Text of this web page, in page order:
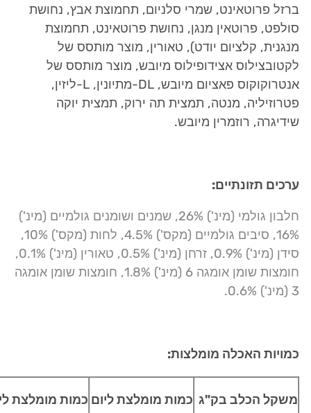
ברזל פרוטאינט, שמרי סלניום, תחמוצת אבץ, נחושת
סולפט, פרוטאין מנגן, נחושת פרוטאינט, תחמוצת
מנגנית, קלציום יודט), טאורין, מוצר מותסס של
לקטובצילוס אצידופילוס מיובש, מוצר מותסס של
אנטרוקוקוס פאציום מיובש, DL‏-מתיונין, ‏L-ליזין,
פטרוזיליה, מנטה, תמצית תה ירוק, תמצית יוקה
שידיגרה, רוזמרין מיובש.
ערכים תזונתיים:
חלבון גולמי (מינ') 26%, שמנים ושומנים גולמיים (מינ')
16%, סיבים גולמיים (מקס') 4.5%, לחות (מקס') 10%,
סידן (מינ') 0.9%, זרחן (מינ') 0.5%, טאורין (מינ') 0.1%,
חומצות שומן אומגה 6 (מינ') 1.8%, חומצות שומן אומגה
3 (מינ') 0.6%.
כמויות האכלה מומלצות:
משקל הכלב בק"ג כמות מומלצת ליום כמות מומלצת